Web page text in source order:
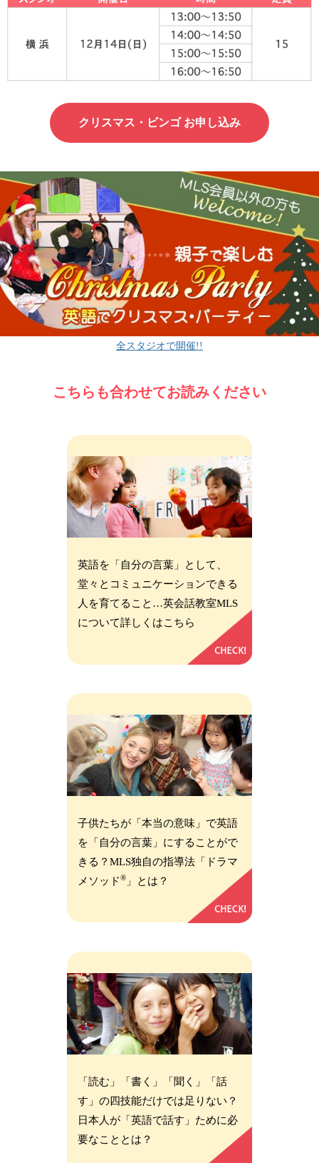
クリスマス・ビンゴ お申し込み
全スタジオで開催!!
こちらも合わせてお読みください
英語を「自分の言葉」として、
堂々とコミュニケーションできる
人を育てること…英会話教室MLS
について詳しくはこちら
子供たちが「本当の意味」で英語
を「自分の言葉」にすることがで
きる？MLS独自の指導法「ドラマ
メソッド® 」とは？
「読む」「書く」「聞く」「話
す」の四技能だけでは足りない？
日本人が「英語で話す」ために必
要なこととは？